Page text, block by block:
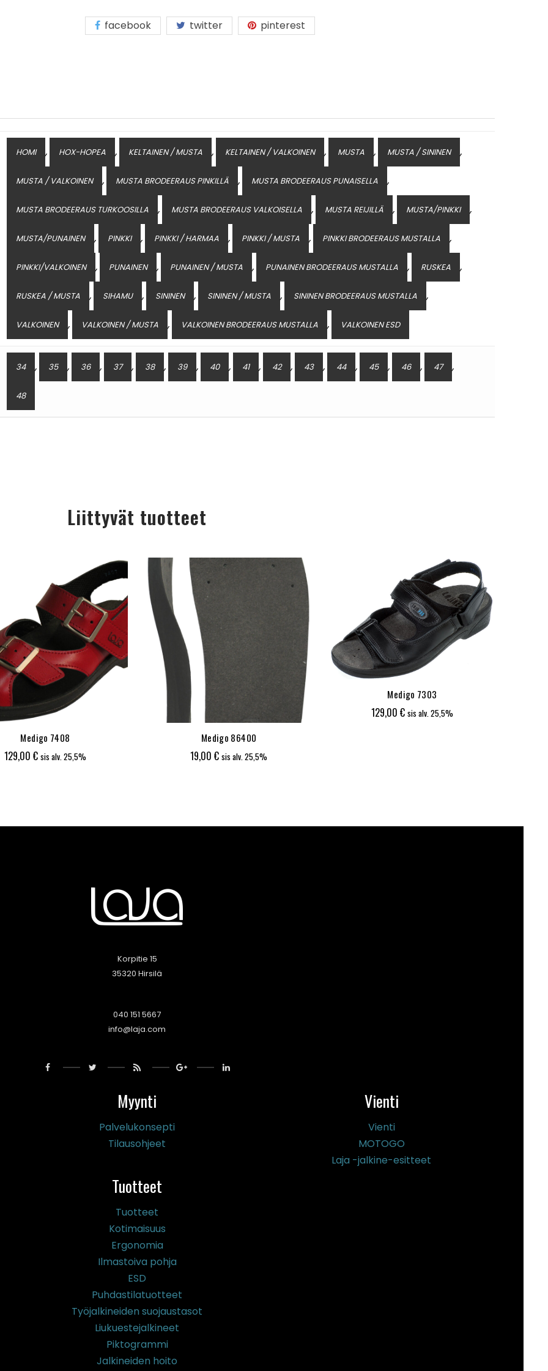
facebook twitter pinterest
HOMI , HOX-HOPEA , KELTAINEN / MUSTA , KELTAINEN / VALKOINEN , MUSTA , MUSTA / SININEN ,
MUSTA / VALKOINEN , MUSTA BRODEERAUS PINKILLÄ , MUSTA BRODEERAUS PUNAISELLA ,
MUSTA BRODEERAUS TURKOOSILLA , MUSTA BRODEERAUS VALKOISELLA , MUSTA REIJILLÄ , MUSTA/PINKKI ,
MUSTA/PUNAINEN , PINKKI , PINKKI / HARMAA , PINKKI / MUSTA , PINKKI BRODEERAUS MUSTALLA ,
PINKKI/VALKOINEN , PUNAINEN , PUNAINEN / MUSTA , PUNAINEN BRODEERAUS MUSTALLA , RUSKEA ,
RUSKEA / MUSTA , SIHAMU , SININEN , SININEN / MUSTA , SININEN BRODEERAUS MUSTALLA ,
VALKOINEN , VALKOINEN / MUSTA , VALKOINEN BRODEERAUS MUSTALLA , VALKOINEN ESD
34 , 35 , 36 , 37 , 38 , 39 , 40 , 41 , 42 , 43 , 44 , 45 , 46 , 47 ,
48
Liittyvät tuotteet
Medigo 7408
129,00 € sis alv. 25,5%
Medigo 86400
19,00 € sis alv. 25,5%
Medigo 7303
129,00 € sis alv. 25,5%
Korpitie 15
35320 Hirsilä
040 151 5667
info@laja.com
Myynti
Palvelukonsepti
Tilausohjeet
Vienti
Vienti
MOTOGO
Laja -jalkine-esitteet
Tuotteet
Tuotteet
Kotimaisuus
Ergonomia
Ilmastoiva pohja
ESD
Puhdastilatuotteet
Työjalkineiden suojaustasot
Liukuestejalkineet
Piktogrammi
Jalkineiden hoito